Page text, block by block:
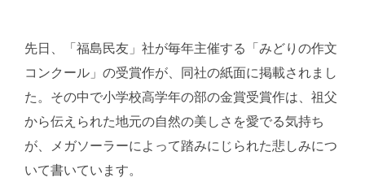
先日、「福島民友」社が毎年主催する「みどりの作文
コンクール」の受賞作が、同社の紙面に掲載されまし
た。その中で小学校高学年の部の金賞受賞作は、祖父
から伝えられた地元の自然の美しさを愛でる気持ち
が、メガソーラーによって踏みにじられた悲しみにつ
いて書いています。